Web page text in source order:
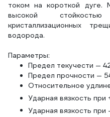
током на короткой дуге.
высокой
кристаллизационных
водорода.
Параметры:
Предел текучести —
Предел прочности —
Относительное
Ударная вязкость
Ударная вязкость